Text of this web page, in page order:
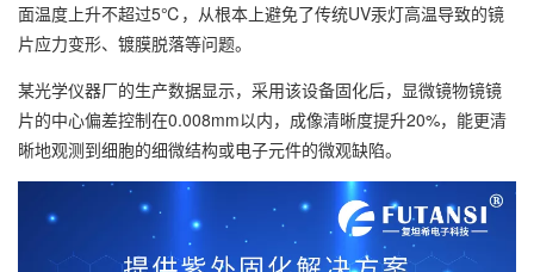
面温度上升不超过5℃，从根本上避免了传统UV汞灯高温导致的镜
片应力变形、镀膜脱落等问题。
某光学仪器厂的生产数据显示，采用该设备固化后，显微镜物镜镜
片的中心偏差控制在0.008mm以内，成像清晰度提升20%，能更清
晰地观测到细胞的细微结构或电子元件的微观缺陷。